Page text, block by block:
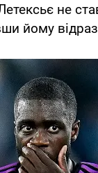
не
йому